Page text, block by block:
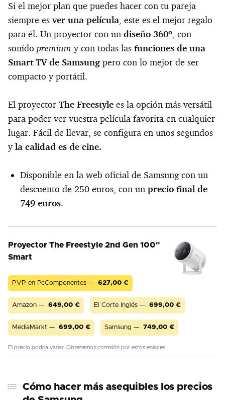
Si el mejor plan que puedes hacer con tu pareja
siempre esver una película, este es el mejor regalo
para él. Un proyector con un diseño 360º, con
sonido premium y con todas las funciones de una
Smart TV de Samsung pero con lo mejor de ser
compacto y portátil.
El proyector The Freestyle es la opción más versátil
para poder ver vuestra película favorita en cualquier
lugar. Fácil de llevar, se configura en unos segundos
yla calidad es de cine.
Disponible en la web oficial de Samsung con un
descuento de 250 euros, con un precio final de
749 euros.
Proyector The Freestyle 2nd Gen 100"
Smart
PVP en PcComponentes — 627,00 €
Amazon — 649,00 € El Corte Inglés — 699,00 €
MediaMarkt — 699,00 € Samsung — 749,00 €
El precio podría variar. Obtenemos comisión por estos enlaces
Cómo hacer más asequibles los precios